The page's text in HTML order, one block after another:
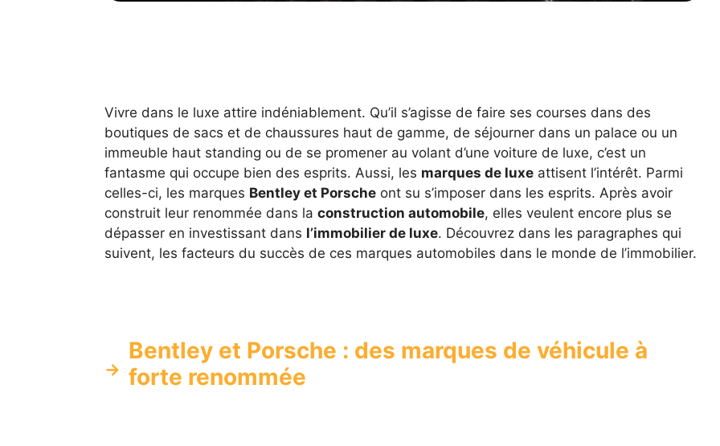
Vivre dans le luxe attire indéniablement. Qu’il s’agisse de faire ses courses dans des
boutiques de sacs et de chaussures haut de gamme, de séjourner dans un palace ou un
immeuble haut standing ou de se promener au volant d’une voiture de luxe, c’est un
fantasme qui occupe bien des esprits. Aussi, les marques de luxeattisent l’intérêt. Parmi
celles-ci, les marques Bentley et Porscheont su s’imposer dans les esprits. Après avoir
construit leur renommée dans la construction automobile, elles veulent encore plus se
dépasser en investissant dans l’immobilier de luxe. Découvrez dans les paragraphes qui
suivent, les facteurs du succès de ces marques automobiles dans le monde de l’immobilier.
Bentley et Porsche : des marques de véhicule à
forte renommée